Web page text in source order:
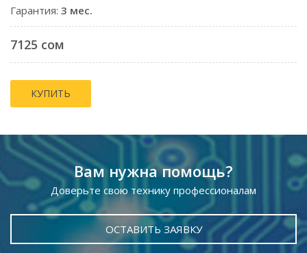
Гарантия: 3 мес.
7125 сом
КУПИТЬ
Вам нужна помощь?
Доверьте свою технику профессионалам
ОСТАВИТЬ ЗАЯВКУ